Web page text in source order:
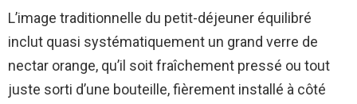
L’image traditionnelle du petit-déjeuner équilibré
inclut quasi systématiquement un grand verre de
nectar orange, qu’il soit fraîchement pressé ou tout
juste sorti d’une bouteille, fièrement installé à côté